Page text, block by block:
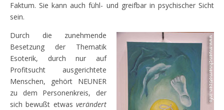
Faktum. Sie kann auch fühl- und greifbar in psychischer Sicht
sein.
Durch die zunehmende
Besetzung der Thematik
Esoterik, durch nur auf
Profitsucht ausgerichtete
Menschen, gehört NEUNER
zu dem Personenkreis, der
sich bewußt etwas verändert